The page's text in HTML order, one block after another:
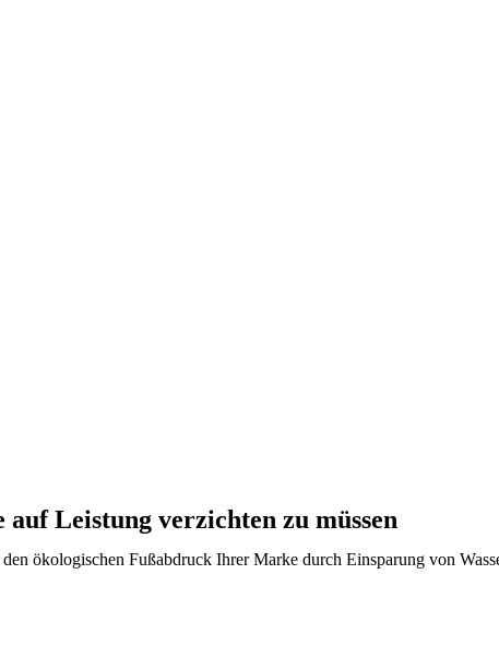
auf Leistung verzichten zu müssen
ökologischen Fußabdruck Ihrer Marke durch Einsparung von